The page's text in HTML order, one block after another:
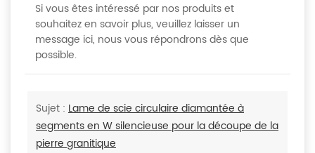
Si vous êtes intéressé par nos produits et
souhaitez en savoir plus, veuillez laisser un
message ici, nous vous répondrons dès que
possible.
Sujet : Lame de scie circulaire diamantée à
segments en W silencieuse pour la découpe de la
pierre granitique